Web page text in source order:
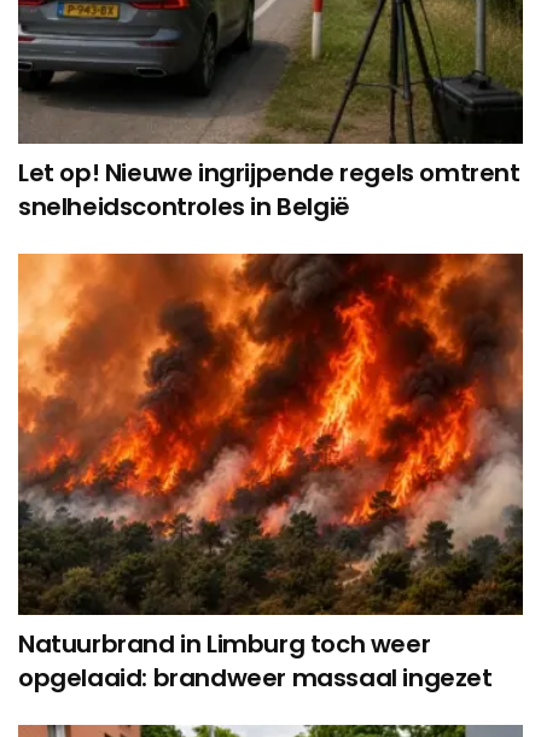
Let op! Nieuwe ingrijpende regels omtrent
snelheidscontroles in België
Natuurbrand in Limburg toch weer
opgelaaid: brandweer massaal ingezet